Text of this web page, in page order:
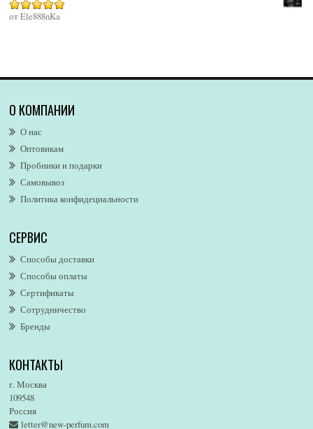
Al-Jazeera
Alex Simone
Alexander McQueen
Alexandre. J
Alford & Hoff
Alfred Dunhill
Alfred Ritchy
Alfred Sung
AllSaints
Alsayad
Altaia
Alvarez Gomez
Alviero Martini
Alyson Oldoini
American Eagle
Amore Segreto
Amorino
Оценка5из 5
от Ele888nKa
О КОМПАНИИ
О нас
Оптовикам
Пробники и подарки
Самовывоз
Политика конфидециальности
СЕРВИС
Способы доставки
Способы оплаты
Сертификаты
Сотрудничество
Бренды
КОНТАКТЫ
г. Москва
109548
Россия
letter@new-perfum.com